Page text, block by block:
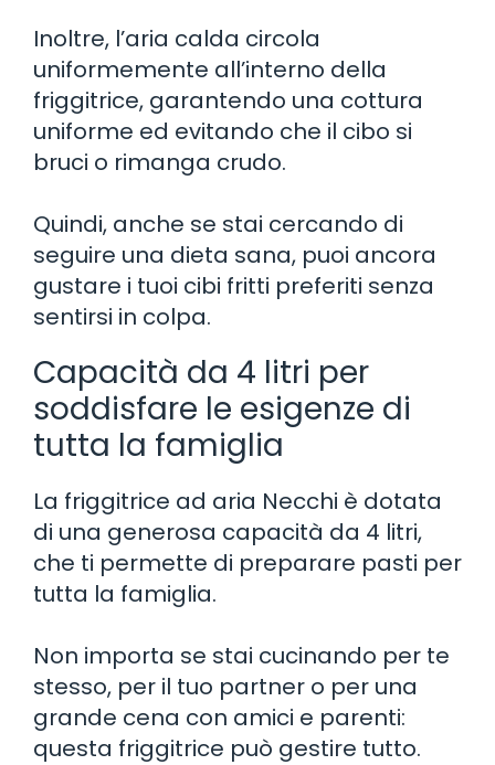
Inoltre, l’aria calda circola
uniformemente all’interno della
friggitrice, garantendo una cottura
uniforme ed evitando che il cibo si
bruci o rimanga crudo.
Quindi, anche se stai cercando di
seguire una dieta sana, puoi ancora
gustare i tuoi cibi fritti preferiti senza
sentirsi in colpa.
Capacità da 4 litri per
soddisfare le esigenze di
tutta la famiglia
La friggitrice ad aria Necchi è dotata
di una generosa capacità da 4 litri,
che ti permette di preparare pasti per
tutta la famiglia.
Non importa se stai cucinando per te
stesso, per il tuo partner o per una
grande cena con amici e parenti:
questa friggitrice può gestire tutto.